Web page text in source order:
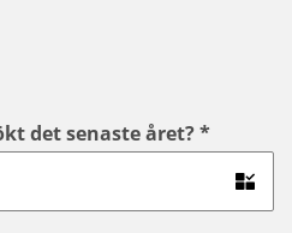
det senaste året?*